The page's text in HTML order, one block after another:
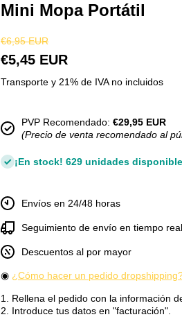
Mini Mopa Portátil
€6,95 EUR
€5,45 EUR
Transporte y 21% de IVA no incluidos
PVP Recomendado: €29,95 EUR
(Precio de venta recomendado al
¡En stock! 629 unidades
Envíos en 24/48 horas
Seguimiento de envío en tiempo
Descuentos al por mayor
◉ ¿Cómo hacer un pedido
1. Rellena el pedido con la información
2. Introduce tus datos en "facturación".